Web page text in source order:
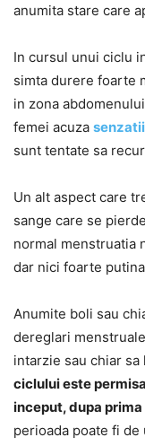
anumita stare care
In cursul unui ciclu
simta durere foarte
in zona
femei acuza
sunt tentate sa
Un alt aspect care
sange care se
normal menstruatia
dar nici foarte
Anumite boli sau
dereglari
intarzie sau chiar sa
ciclului este
inceput, dupa
perioada poate fi de